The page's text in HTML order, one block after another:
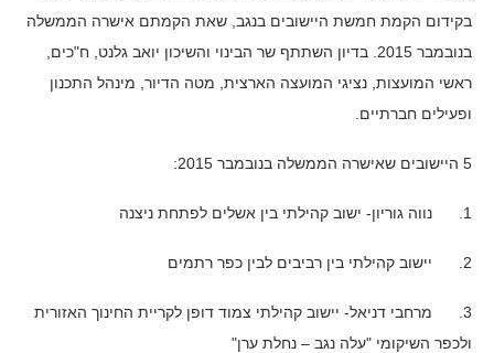
בקידום הקמת חמשת היישובים בנגב, שאת הקמתם אישרה הממשלה
בנובמבר 2015. בדיון השתתף שר הבינוי והשיכון יואב גלנט, ח"כים,
ראשי המועצות, נציגי המועצה הארצית, מטה הדיור, מינהל התכנון
ופעילים חברתיים.
5 היישובים שאישרה הממשלה בנובמבר 2015:
1. נווה גוריון- ישוב קהילתי בין אשלים לפתחת ניצנה
2. יישוב קהילתי בין רביבים לבין כפר רתמים
3. מרחבי דניאל- יישוב קהילתי צמוד דופן לקריית החינוך האזורית
ולכפר השיקומי "עלה נגב – נחלת ערן"